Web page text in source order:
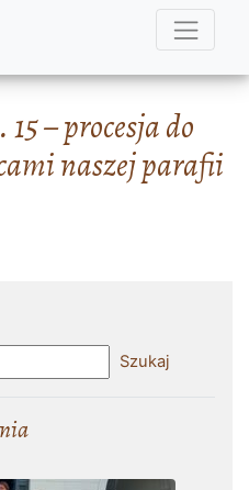
– procesja do
naszej parafii